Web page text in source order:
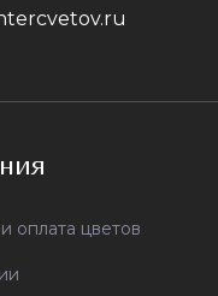
оплата цветов